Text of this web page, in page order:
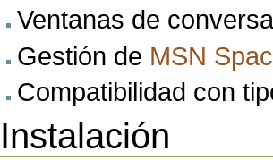
Ventanas de
Gestión de MSN
Compatibilidad con
Instalación